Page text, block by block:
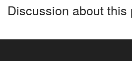
Discussion about this